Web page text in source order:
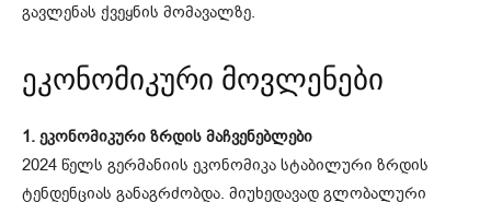
გავლენას ქვეყნის მომავალზე.
ეკონომიკური მოვლენები
1. ეკონომიკური ზრდის მაჩვენებლები
2024 წელს გერმანიის ეკონომიკა სტაბილური ზრდის
ტენდენციას განაგრძობდა. მიუხედავად გლობალური